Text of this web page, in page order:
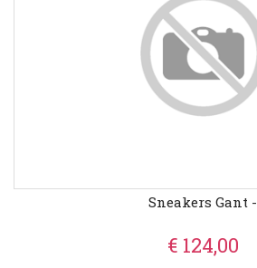
Sneakers Gant -
€ 124,00